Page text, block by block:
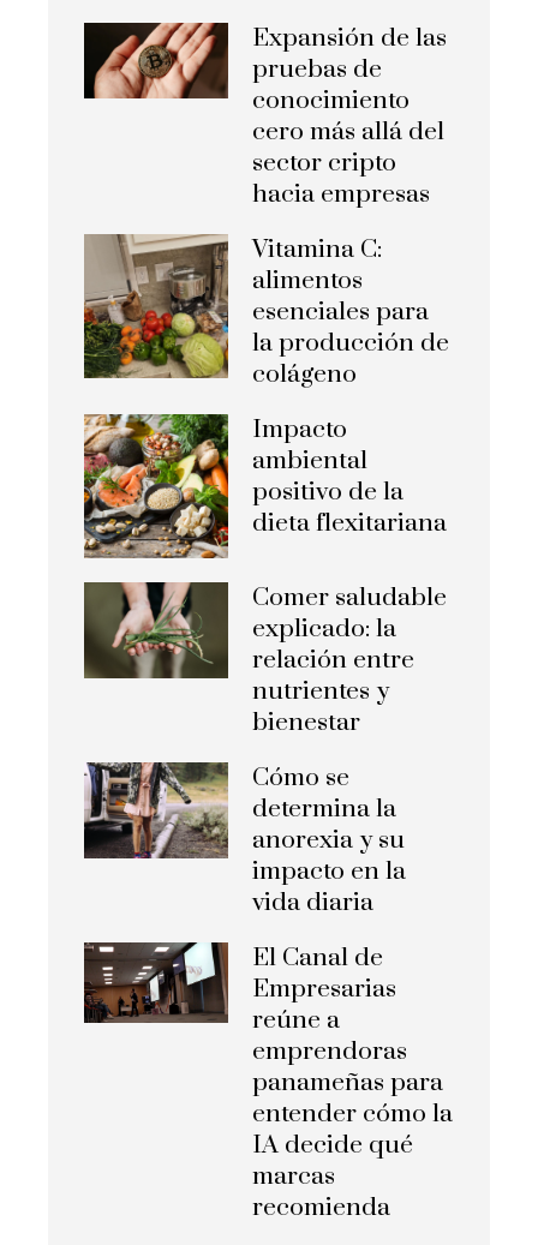
Expansión de las
pruebas de
conocimiento
cero más allá del
sector cripto
hacia empresas
Vitamina C:
alimentos
esenciales para
la producción de
colágeno
Impacto
ambiental
positivo de la
dieta flexitariana
Comer saludable
explicado: la
relación entre
nutrientes y
bienestar
Cómo se
determina la
anorexia y su
impacto en la
vida diaria
El Canal de
Empresarias
reúne a
emprendoras
panameñas para
entender cómo la
IA decide qué
marcas
recomienda